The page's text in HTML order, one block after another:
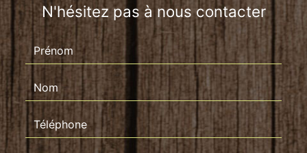
N'hésitez pas à nous contacter